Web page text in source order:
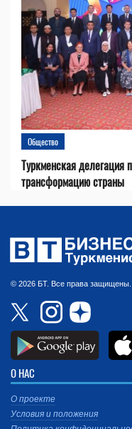
Общество
Туркменская делегация
трансформацию страны
© 2026 БТ. Все права защищены.
О НАС
О проекте
Условия и положения